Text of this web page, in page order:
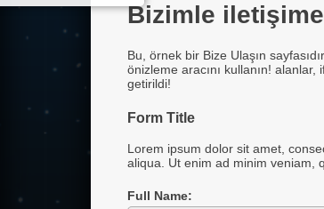
Bizimle
Bu, örnek bir Bize Ulaşın
önizleme aracını kullanın!
getirildi!
Form Title
Lorem ipsum dolor sit amet,
aliqua. Ut enim ad minim veniam,
Full Name: